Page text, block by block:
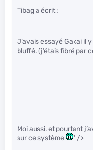
Tibag a écrit :
J’avais essayé Gakai il
bluffé. (j’étais fibré par
Moi aussi, et pourtant
sur ce système
" />